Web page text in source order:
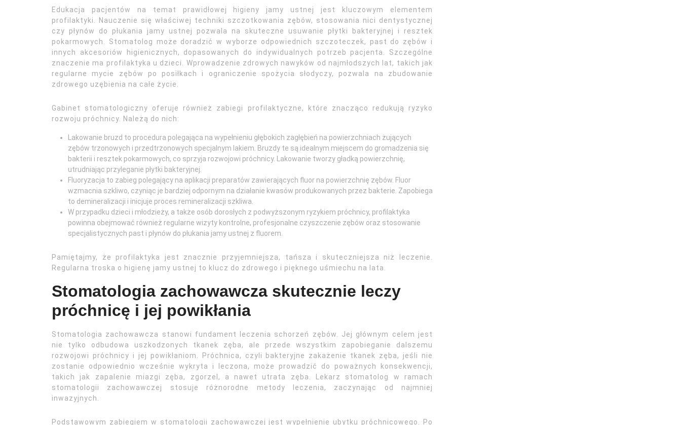
Edukacja pacjentów na temat prawidłowej higieny jamy ustnej jest kluczowym elementem
profilaktyki. Nauczenie się właściwej techniki szczotkowania zębów, stosowania nici dentystycznej
czy płynów do płukania jamy ustnej pozwala na skuteczne usuwanie płytki bakteryjnej i resztek
pokarmowych. Stomatolog może doradzić w wyborze odpowiednich szczoteczek, past do zębów i
innych akcesoriów higienicznych, dopasowanych do indywidualnych potrzeb pacjenta. Szczególne
znaczenie ma profilaktyka u dzieci. Wprowadzenie zdrowych nawyków od najmłodszych lat, takich jak
regularne mycie zębów po posiłkach i ograniczenie spożycia słodyczy, pozwala na zbudowanie
zdrowego uzębienia na całe życie.
Gabinet stomatologiczny oferuje również zabiegi profilaktyczne, które znacząco redukują ryzyko
rozwoju próchnicy. Należą do nich:
Lakowanie bruzd to procedura polegająca na wypełnieniu głębokich zagłębień na powierzchniach żujących
zębów trzonowych i przedtrzonowych specjalnym lakiem. Bruzdy te są idealnym miejscem do gromadzenia się
bakterii i resztek pokarmowych, co sprzyja rozwojowi próchnicy. Lakowanie tworzy gładką powierzchnię,
utrudniając przyleganie płytki bakteryjnej.
Fluoryzacja to zabieg polegający na aplikacji preparatów zawierających fluor na powierzchnię zębów. Fluor
wzmacnia szkliwo, czyniąc je bardziej odpornym na działanie kwasów produkowanych przez bakterie. Zapobiega
to demineralizacji i inicjuje proces remineralizacji szkliwa.
W przypadku dzieci i młodzieży, a także osób dorosłych z podwyższonym ryzykiem próchnicy, profilaktyka
powinna obejmować również regularne wizyty kontrolne, profesjonalne czyszczenie zębów oraz stosowanie
specjalistycznych past i płynów do płukania jamy ustnej z fluorem.
Pamiętajmy, że profilaktyka jest znacznie przyjemniejsza, tańsza i skuteczniejsza niż leczenie.
Regularna troska o higienę jamy ustnej to klucz do zdrowego i pięknego uśmiechu na lata.
Stomatologia zachowawcza skutecznie leczy
próchnicę i jej powikłania
Stomatologia zachowawcza stanowi fundament leczenia schorzeń zębów. Jej głównym celem jest
nie tylko odbudowa uszkodzonych tkanek zęba, ale przede wszystkim zapobieganie dalszemu
rozwojowi próchnicy i jej powikłaniom. Próchnica, czyli bakteryjne zakażenie tkanek zęba, jeśli nie
zostanie odpowiednio wcześnie wykryta i leczona, może prowadzić do poważnych konsekwencji,
takich jak zapalenie miazgi zęba, zgorzel, a nawet utrata zęba. Lekarz stomatolog w ramach
stomatologii zachowawczej stosuje różnorodne metody leczenia, zaczynając od najmniej
inwazyjnych.
Podstawowym zabiegiem w stomatologii zachowawczej jest wypełnienie ubytku próchnicowego. Po